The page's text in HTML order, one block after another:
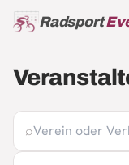
Radsport
⌕